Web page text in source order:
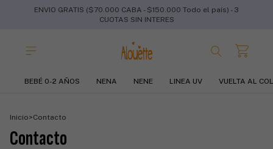
ENVIO GRATIS ($70.000 CABA - $150.000 Todo el país) - 3
CUOTAS SIN INTERES
BEBÉ 0-2 AÑOS NENA NENE LINEA UV VUELTA AL
Inicio>Contacto
Contacto